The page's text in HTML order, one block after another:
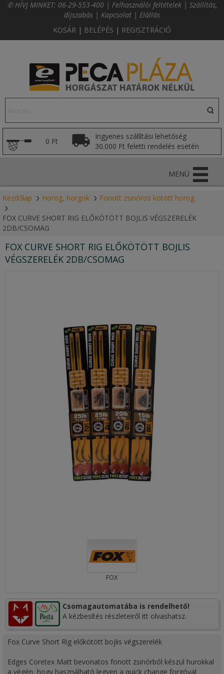
✆ HÍVJ MINKET: 06-29-553-400 | Felhasználói feltételek | Szállítás,
díjszabás | Kapcsolat | Elállás
KOSÁR | BELÉPÉS | REGISZTRÁCIÓ
0 Ft
Ingyenes szállítási lehetőség
30.000 Ft feletti rendelés esetén
MENÜ
Kezdőlap Horog, horgok Fonott zsinóros kötött horog
FOX CURVE SHORT RIG ELŐKÖTÖTT BOJLIS VÉGSZERELÉK
2DB/CSOMAG
FOX CURVE SHORT RIG ELŐKÖTÖTT BOJLIS
VÉGSZERELÉK 2DB/CSOMAG
FOX
Csomagautomatába is rendelhető!
A kézbesítés részleteiről itt olvashatsz.
Fox Curve Short Rig előkötött bojlis végszerelék
Edges Coretex Matt bevonatos fonott zsinórból készül hurokkal
a végén, hogy használható legyen a quick change forgóval